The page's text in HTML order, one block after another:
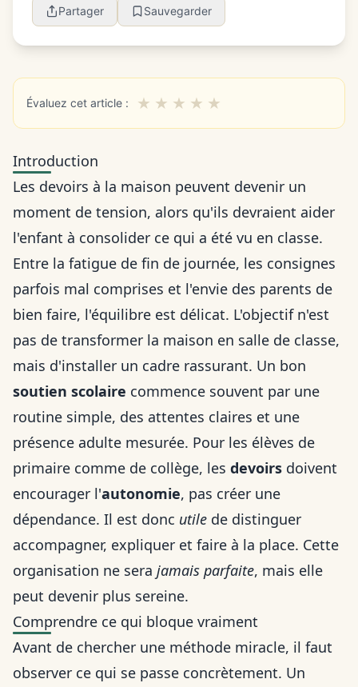
Partager Sauvegarder
Évaluez cet article : ★ ★ ★ ★ ★
Introduction
Les devoirs à la maison peuvent devenir un
moment de tension, alors qu'ils devraient aider
l'enfant à consolider ce qui a été vu en classe.
Entre la fatigue de fin de journée, les consignes
parfois mal comprises et l'envie des parents de
bien faire, l'équilibre est délicat. L'objectif n'est
pas de transformer la maison en salle de classe,
mais d'installer un cadre rassurant. Un bon
soutien scolaire commence souvent par une
routine simple, des attentes claires et une
présence adulte mesurée. Pour les élèves de
primaire comme de collège, les devoirs doivent
encourager l'autonomie, pas créer une
dépendance. Il est donc utile de distinguer
accompagner, expliquer et faire à la place. Cette
organisation ne sera jamais parfaite, mais elle
peut devenir plus sereine.
Comprendre ce qui bloque vraiment
Avant de chercher une méthode miracle, il faut
observer ce qui se passe concrètement. Un